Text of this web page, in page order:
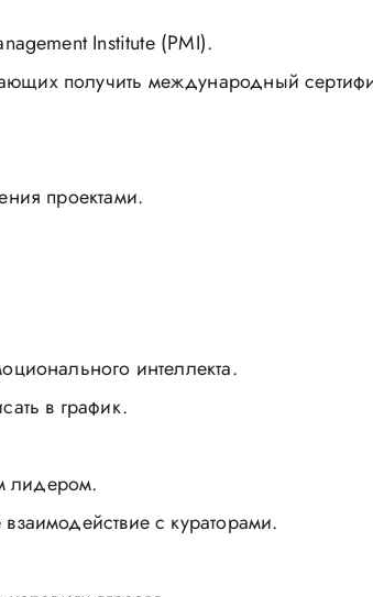
Institute (PMI).
получить международный
проектами.
интеллекта.
в график.
лидером.
с кураторами.